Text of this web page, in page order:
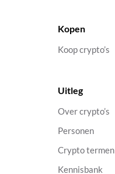
Kopen
Koop crypto’s
Uitleg
Over crypto’s
Personen
Crypto termen
Kennisbank